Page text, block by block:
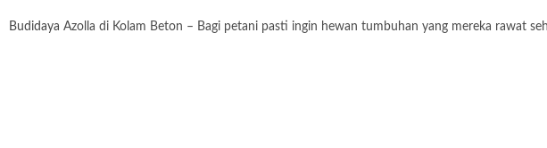
Budidaya Azolla di Kolam Beton – Bagi petani pasti ingin hewan tumbuhan yang mereka rawat